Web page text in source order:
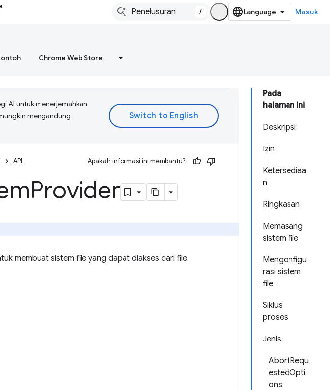
/ Masuk
Chrome Web Store
Pada
halaman ini
Deskripsi
Izin
Ketersediaa
n
Ringkasan
Memasang
sistem file
Mengonfigu
rasi sistem
file
Siklus
proses
Jenis
AbortRequ
estedOpti
ons
AI untuk menerjemahkan
mengandung
API Apakah informasi ini membantu?
Provider
membuat sistem file yang dapat diakses dari file